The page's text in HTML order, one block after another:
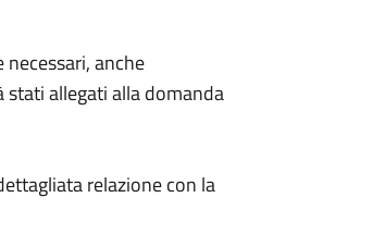
anche
stati allegati alla domanda
relazione con la